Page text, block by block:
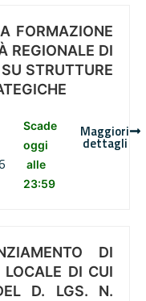
FORMAZIONE
REGIONALE DI
STRUTTURE
Scade
oggi
alle
23:59
Maggiori
dettagli
DI
LOCALE DI CUI
D. LGS. N.